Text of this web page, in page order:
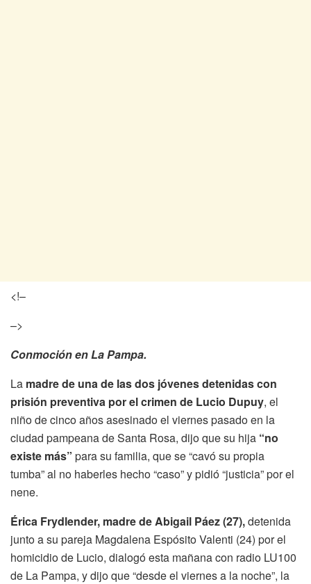
<!–
–>
Conmoción en La Pampa.
La madre de una de las dos jóvenes detenidas con
prisión preventiva por el crimen de Lucio Dupuy, el
niño de cinco años asesinado el viernes pasado en la
ciudad pampeana de Santa Rosa, dijo que su hija “no
existe más” para su familia, que se “cavó su propia
tumba” al no haberles hecho “caso” y pidió “justicia” por el
nene.
Érica Frydlender, madre deAbigail Páez(27),detenida
junto a su pareja Magdalena EspósitoValenti (24) por el
homicidio de Lucio, dialogó esta mañana con radio LU100
de La Pampa, y dijo que “desde el viernes a la noche”, la